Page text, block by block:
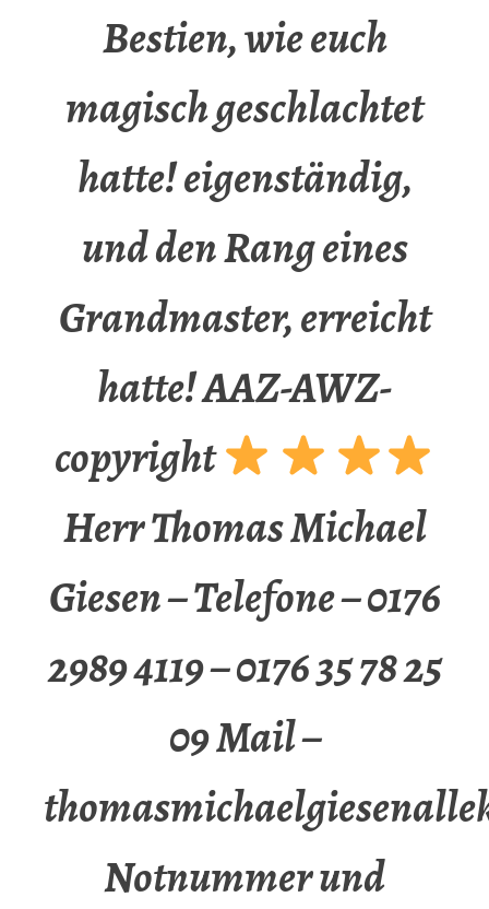
Bestien, wie euch
magisch geschlachtet
hatte! eigenständig,
und den Rang eines
Grandmaster, erreicht
hatte! AAZ-AWZ-
copyright
Herr Thomas Michael
Giesen – Telefone – 0176
2989 4119 – 0176 35 78 25
09 Mail –
Notnummer und